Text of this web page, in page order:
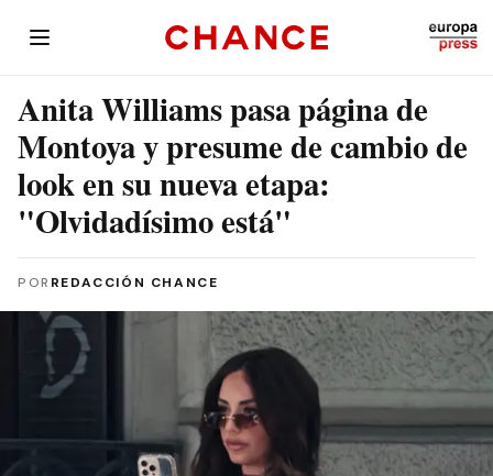
Anita Williams pasa página de
Montoya y presume de cambio de
look en su nueva etapa:
"Olvidadísimo está"
POR REDACCIÓN CHANCE